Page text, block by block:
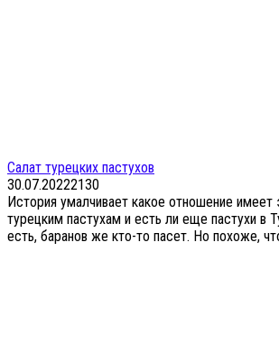
Салат турецких пастухов
30.07.20222130
История умалчивает какое отношение имеет
турецким пастухам и есть ли еще пастухи в
есть, баранов же кто-то пасет. Но похоже,